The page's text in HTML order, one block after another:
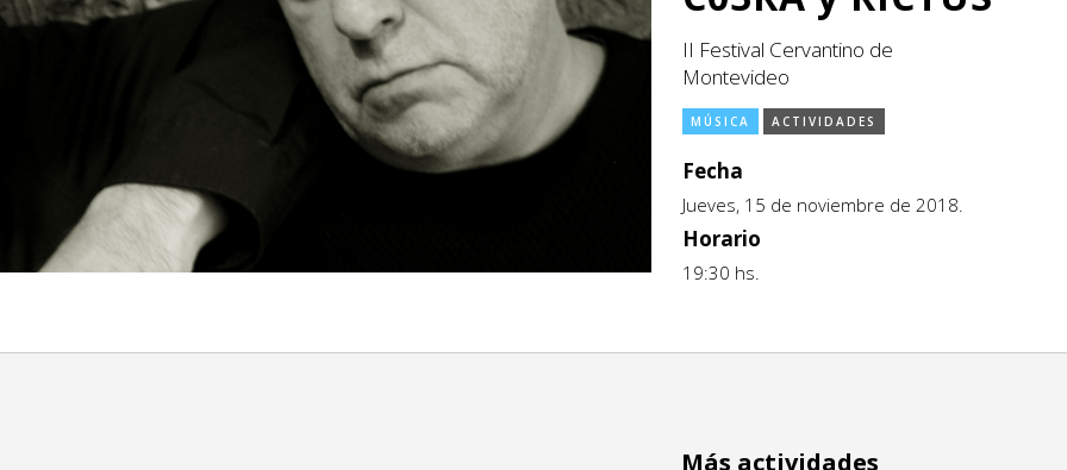
II Festival Cervantino de
Montevideo
MÚSICA ACTIVIDADES
Fecha
Jueves, 15 de noviembre de 2018.
Horario
19:30 hs.
Más actividades